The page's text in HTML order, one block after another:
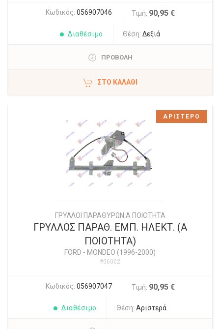
Κωδικός: 056907046 Τιμή: 90,95 €
Διαθέσιμο Θέση: Δεξιά
ΠΡΟΒΟΛΗ
ΣΤΟ ΚΑΛΆΘΙ
ΓΡΥΛΛΟΙ ΠΑΡΑΘΥΡΩΝ Α ΠΟΙΟΤΗΤΑ
ΓΡΥΛΛΟΣ ΠΑΡΑΘ. ΕΜΠ. ΗΛΕΚΤ. (Α
ΠΟΙΟΤΗΤΑ)
FORD - MONDEO (1996-2000)
#56002
Κωδικός: 056907047 Τιμή: 90,95 €
Διαθέσιμο Θέση: Αριστερά
ΑΡΙΣΤΕΡΟ